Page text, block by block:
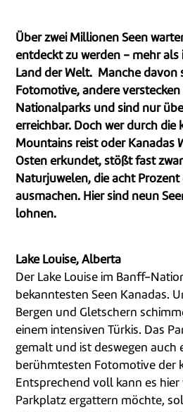
Über zwei Millionen Seen
entdeckt zu werden - mehr als
Land der Welt. Manche davon
Fotomotive, andere
Nationalparks und sind nur
erreichbar. Doch wer durch die
Mountains reist oder Kanadas
Osten erkundet, stößt fast
Naturjuwelen, die acht
ausmachen. Hier sind neun
lohnen.
Lake Louise, Alberta
Der Lake Louise im Banff-
bekanntesten Seen Kanadas.
Bergen und Gletschern
einem intensiven Türkis. Das
gemalt und ist deswegen auch
berühmtesten Fotomotive der
Entsprechend voll kann es hier
Parkplatz ergattern möchte,